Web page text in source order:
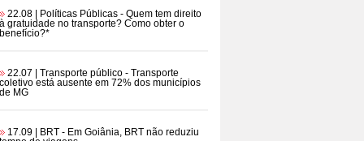
22.08 | Políticas Públicas - Quem tem direito
à gratuidade no transporte? Como obter o
benefício?*
22.07 | Transporte público - Transporte
coletivo está ausente em 72% dos municípios
de MG
17.09 | BRT - Em Goiânia, BRT não reduziu